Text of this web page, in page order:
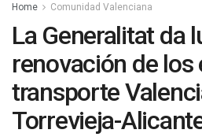
Home Comunidad Valenciana
La Generalitat da
renovación de los
transporte
Torrevieja-